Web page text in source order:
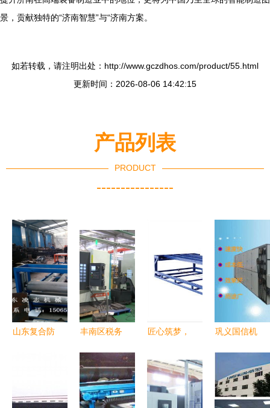
景，贡献独特的“济南智慧”与“济南方案。
如若转载，请注明出处：http://www.gczdhos.com/product/55.html
更新时间：2026-08-06 14:42:15
产品列表
PRODUCT
----------------
山东复合防
业新未来
丰南区税务
惠“大礼
包”助力机
械设备研发
匠心筑梦，
辛集鑫泽泡
塑机械厂的
卓越创新之
巩义国信机
新驱动为核
心的机械设
备研发之路